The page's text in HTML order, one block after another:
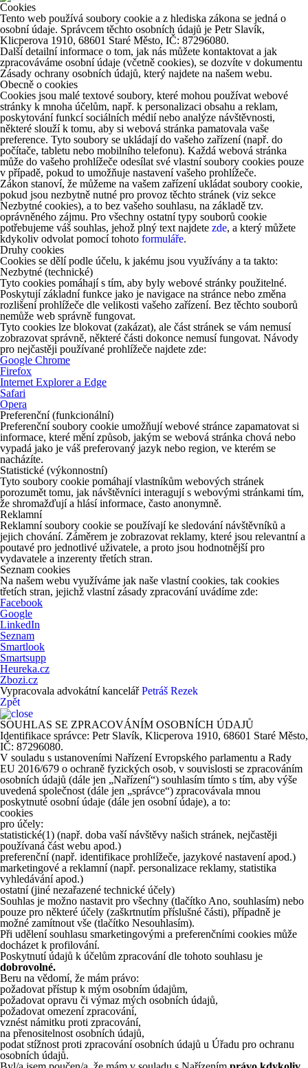
Cookies
Tento web používá soubory cookie a z hlediska zákona se jedná o
osobní údaje. Správcem těchto osobních údajů je Petr Slavík,
Klicperova 1910, 68601 Staré Město, IČ: 87296080.
Další detailní informace o tom, jak nás můžete kontaktovat a jak
zpracováváme osobní údaje (včetně cookies), se dozvíte v dokumentu
Zásady ochrany osobních údajů, který najdete na našem webu.
Obecně o cookies
Cookies jsou malé textové soubory, které mohou používat webové
stránky k mnoha účelům, např. k personalizaci obsahu a reklam,
poskytování funkcí sociálních médií nebo analýze návštěvnosti,
některé slouží k tomu, aby si webová stránka pamatovala vaše
preference. Tyto soubory se ukládají do vašeho zařízení (např. do
počítače, tabletu nebo mobilního telefonu). Každá webová stránka
může do vašeho prohlížeče odesílat své vlastní soubory cookies pouze
v případě, pokud to umožňuje nastavení vašeho prohlížeče.
Zákon stanoví, že můžeme na vašem zařízení ukládat soubory cookie,
pokud jsou nezbytně nutné pro provoz těchto stránek (viz sekce
Nezbytné cookies), a to bez vašeho souhlasu, na základě tzv.
oprávněného zájmu. Pro všechny ostatní typy souborů cookie
potřebujeme váš souhlas, jehož plný text najdete zde, a který můžete
kdykoliv odvolat pomocí tohoto formuláře.
Druhy cookies
Cookies se dělí podle účelu, k jakému jsou využívány a ta takto:
Nezbytné (technické)
Tyto cookies pomáhají s tím, aby byly webové stránky použitelné.
Poskytují základní funkce jako je navigace na stránce nebo změna
rozlišení prohlížeče dle velikosti vašeho zařízení. Bez těchto souborů
nemůže web správně fungovat.
Tyto cookies lze blokovat (zakázat), ale část stránek se vám nemusí
zobrazovat správně, některé části dokonce nemusí fungovat. Návody
pro nejčastěji používané prohlížeče najdete zde:
Google Chrome
Firefox
Internet Explorer a Edge
Safari
Opera
Preferenční (funkcionální)
Preferenční soubory cookie umožňují webové stránce zapamatovat si
informace, které mění způsob, jakým se webová stránka chová nebo
vypadá jako je váš preferovaný jazyk nebo region, ve kterém se
nacházíte.
Statistické (výkonnostní)
Tyto soubory cookie pomáhají vlastníkům webových stránek
porozumět tomu, jak návštěvníci interagují s webovými stránkami tím,
že shromažďují a hlásí informace, často anonymně.
Reklamní
Reklamní soubory cookie se používají ke sledování návštěvníků a
jejich chování. Záměrem je zobrazovat reklamy, které jsou relevantní a
poutavé pro jednotlivé uživatele, a proto jsou hodnotnější pro
vydavatele a inzerenty třetích stran.
Seznam cookies
Na našem webu využíváme jak naše vlastní cookies, tak cookies
třetích stran, jejichž vlastní zásady zpracování uvádíme zde:
Facebook
Google
LinkedIn
Seznam
Smartlook
Smartsupp
Heureka.cz
Zbozi.cz
Vypracovala advokátní kancelářPetráš Rezek
Zpět
SOUHLAS SE ZPRACOVÁNÍM OSOBNÍCH ÚDAJŮ
Identifikace správce: Petr Slavík, Klicperova 1910, 68601 Staré Město,
IČ: 87296080.
V souladu s ustanoveními Nařízení Evropského parlamentu a Rady
EU 2016/679 o ochraně fyzických osob, v souvislosti se zpracováním
osobních údajů (dále jen „Nařízení“) souhlasím tímto s tím, aby výše
uvedená společnost (dále jen „správce“) zpracovávala mnou
poskytnuté osobní údaje (dále jen osobní údaje), a to:
cookies
pro účely:
statistické(1) (např. doba vaší návštěvy našich stránek, nejčastěji
používaná část webu apod.)
preferenční (např. identifikace prohlížeče, jazykové nastavení apod.)
marketingové a reklamní (např. personalizace reklamy, statistika
vyhledávání apod.)
ostatní (jiné nezařazené technické účely)
Souhlas je možno nastavit pro všechny (tlačítko Ano, souhlasím) nebo
pouze pro některé účely (zaškrtnutím příslušné části), případně je
možné zamítnout vše (tlačítko Nesouhlasím).
Při udělení souhlasu smarketingovými a preferenčními cookies může
docházet k profilování.
Poskytnutí údajů k účelům zpracování dle tohoto souhlasu je
dobrovolné.
Beru na vědomí, že mám právo:
požadovat přístup k mým osobním údajům,
požadovat opravu či výmaz mých osobních údajů,
požadovat omezení zpracování,
vznést námitku proti zpracování,
na přenositelnost osobních údajů,
podat stížnost proti zpracování osobních údajů u Úřadu pro ochranu
osobních údajů.